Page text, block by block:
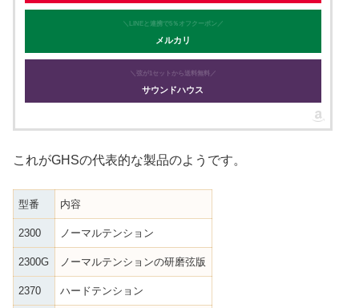
＼LINEと連携で5％オフクーポン／
メルカリ
＼弦が1セットから送料無料／
サウンドハウス
これがGHSの代表的な製品のようです。
型番 内容
2300 ノーマルテンション
2300G ノーマルテンションの研磨弦版
2370 ハードテンション